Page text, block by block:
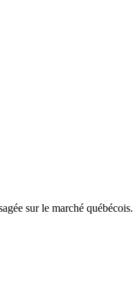
sur le marché québécois.